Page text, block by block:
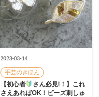
2023-03-14
手芸のきほん
【初心者
さん必見!！】これ
さえあればOK！ビーズ刺しゅ